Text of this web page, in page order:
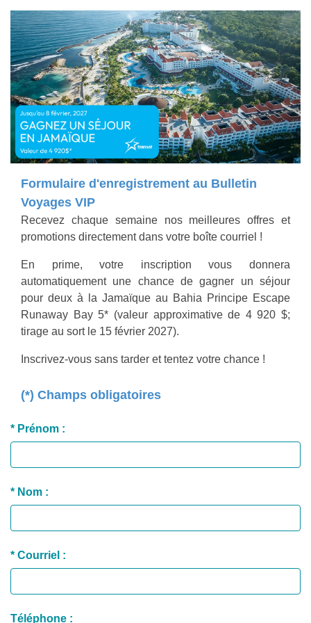
Formulaire d'enregistrement au Bulletin
Voyages VIP
Recevez chaque semaine nos meilleures offres et
promotions directement dans votre boîte courriel !
En prime, votre inscription vous donnera
automatiquement une chance de gagner un séjour
pour deux à la Jamaïque au Bahia Principe Escape
Runaway Bay 5* (valeur approximative de 4 920 $;
tirage au sort le 15 février 2027).
Inscrivez-vous sans tarder et tentez votre chance !
(*) Champs obligatoires
* Prénom :
* Nom :
* Courriel :
Téléphone :